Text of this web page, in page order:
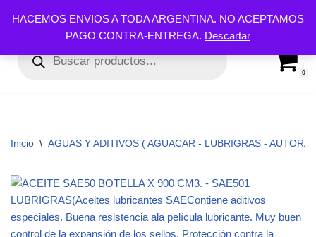
HACEMOS ENVIOS A TODA ARGENTINA. NO ACEPTAMOS
PAGO CONTRA-ENTREGA. Descartar
al
contenido
0
Inicio \ AGUAS Y ADITIVOS ( AGUACAR - LUBRIGRAS -